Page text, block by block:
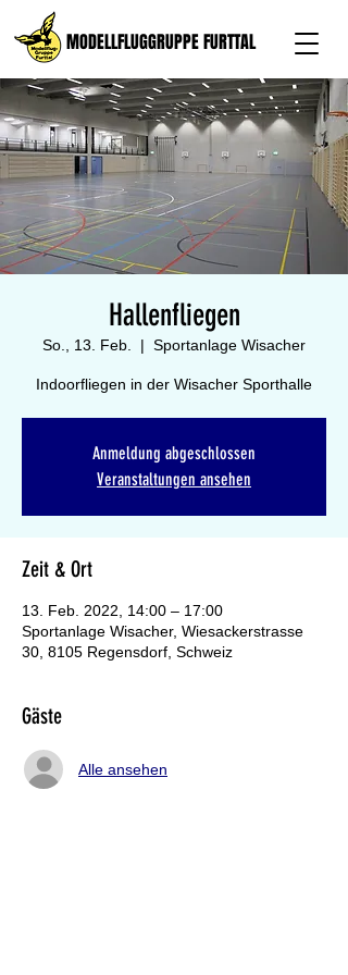
MODELLFLUGGRUPPE FURTTAL
Hallenfliegen
So., 13. Feb.
  |
Sportanlage Wisacher
Indoorfliegen in der Wisacher Sporthalle
Anmeldung abgeschlossen
Veranstaltungen ansehen
Zeit & Ort
13. Feb. 2022, 14:00 – 17:00
Sportanlage Wisacher, Wiesackerstrasse
30, 8105 Regensdorf, Schweiz
Gäste
Alle ansehen